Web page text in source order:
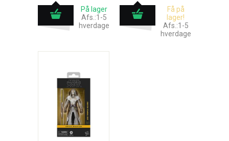
På lager
Afs.:1-5
hverdage
Få på
lager!
Afs.:1-5
hverdage